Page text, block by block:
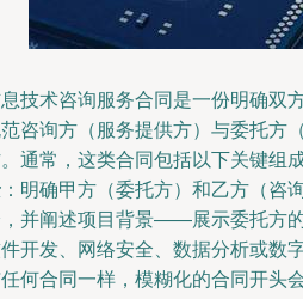
技术咨询服务合同是一份明确双
咨询方（服务提供方）与委托方
通常，这类合同包括以下关键组
：明确甲方（委托方）和乙方（咨
并阐述项目背景——展示委托方
开发、网络安全、数据分析或数
何合同一样，模糊化的合同开头